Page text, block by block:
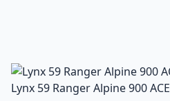
Lynx 59 Ranger Alpine 900 ACE